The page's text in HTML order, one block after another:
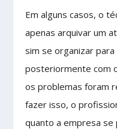
Em alguns casos, o
apenas arquivar um
sim se organizar
posteriormente com
os problemas foram
fazer isso, o
quanto a empresa se